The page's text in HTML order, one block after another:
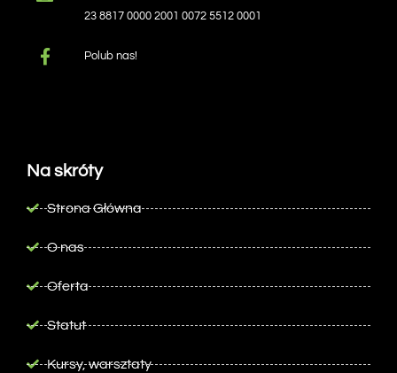
23 8817 0000 2001 0072 5512 0001
Polub nas!
Na skróty
Strona Główna
O nas
Oferta
Statut
Kursy, warsztaty